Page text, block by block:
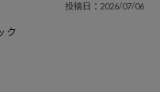
投稿日：2026/07/06
ク